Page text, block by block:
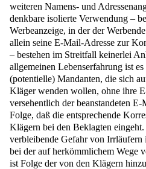
weiteren Namens- und
denkbare isolierte Verwendung –
Werbeanzeige, in der der
allein seine E-Mail-Adresse zur
– bestehen im Streitfall keinerlei
allgemeinen Lebenserfahrung ist
(potentielle) Mandanten, die sich
Kläger wenden wollen, ohne ihre
versehentlich der beanstandeten
Folge, daß die entsprechende
Klägern bei den Beklagten
verbleibende Gefahr von Irrläufern
bei der auf herkömmlichem Wege
ist Folge der von den Klägern